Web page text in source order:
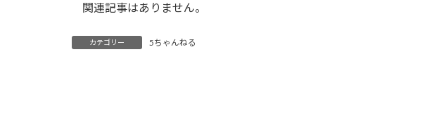
関連記事はありません。
カテゴリー 5ちゃんねる